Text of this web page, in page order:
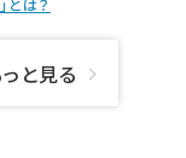
は？
と見る